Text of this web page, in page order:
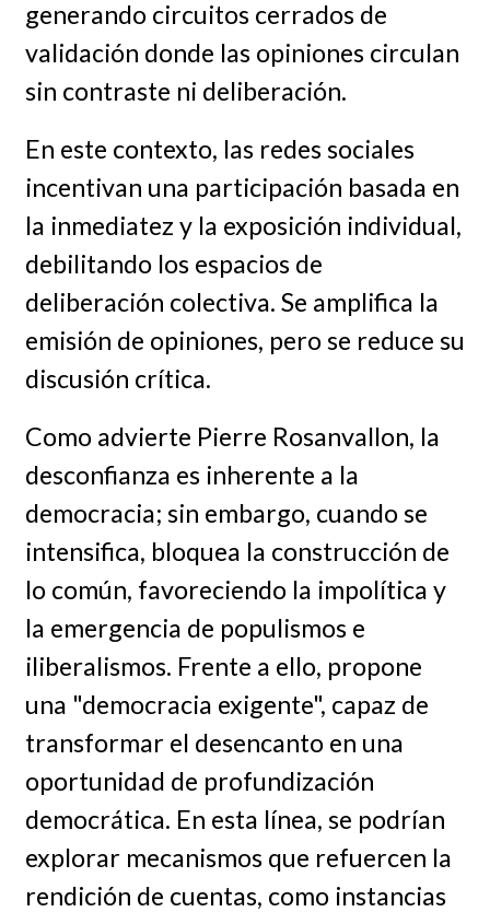
generando circuitos cerrados de
validación donde las opiniones circulan
sin contraste ni deliberación.
En este contexto, las redes sociales
incentivan una participación basada en
la inmediatez y la exposición individual,
debilitando los espacios de
deliberación colectiva. Se amplifica la
emisión de opiniones, pero se reduce su
discusión crítica.
Como advierte Pierre Rosanvallon, la
desconfianza es inherente a la
democracia; sin embargo, cuando se
intensifica, bloquea la construcción de
lo común, favoreciendo la impolítica y
la emergencia de populismos e
iliberalismos. Frente a ello, propone
una "democracia exigente", capaz de
transformar el desencanto en una
oportunidad de profundización
democrática. En esta línea, se podrían
explorar mecanismos que refuercen la
rendición de cuentas, como instancias